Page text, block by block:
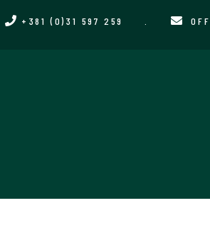
+381 (0)31 597 259